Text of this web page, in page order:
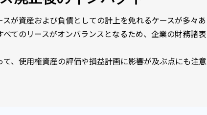
が資産および負債としての計上を免れるケースが多々あ
てのリースがオンバランスとなるため、企業の財務諸表
、使用権資産の評価や損益計画に影響が及ぶ点にも注意